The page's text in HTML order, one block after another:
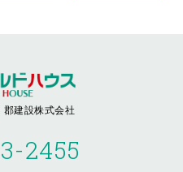
郡建設株式会社
2455